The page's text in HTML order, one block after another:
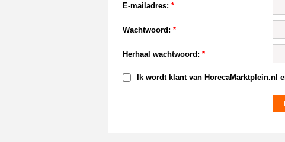
E-mailadres:*
Wachtwoord:*
Herhaal wachtwoord:*
Ik wordt klant van HorecaMarktplein.nl